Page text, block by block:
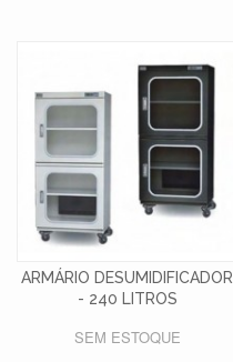
ARMÁRIO DESUMIDIFICADOR
- 240 LITROS
SEM ESTOQUE